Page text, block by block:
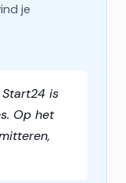
je
is
Op het